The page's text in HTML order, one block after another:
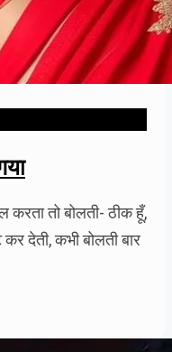
तो बोलती- ठीक हूँ,
देती, कभी बोलती बार